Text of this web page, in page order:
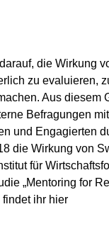
die Wirkung
zu evaluieren,
Aus diesem
Befragungen
und Engagierten
die Wirkung von
für
„Mentoring for
ihr hier